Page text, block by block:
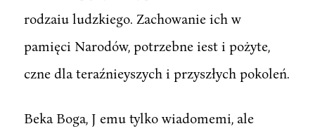
rodzaiu ludzkiego. Zachowanie ich w
pamięci Narodów, potrzebne iest i pożyte,
czne dla teraźnieyszych i przyszłych pokoleń.
Beka Boga, J emu tylko wiadomemi, ale